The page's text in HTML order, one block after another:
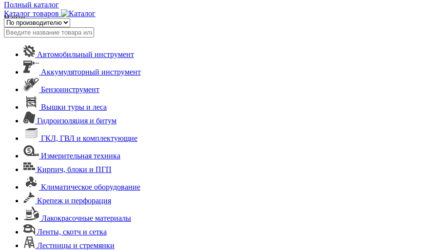
Полный каталог
Каталог товаров
Найти
Автомобильный инструмент
Аккумуляторный инструмент
Бензоинструмент
Вышки туры и леса
Гидроизоляция и битум
ГКЛ, ГВЛ и комплектующие
Измерительная техника
Кирпич, блоки и ПГП
Климатическое оборудование
Крепеж и перфорация
Лакокрасочные материалы
Ленты, скотч и сетка
Лестницы и стремянки